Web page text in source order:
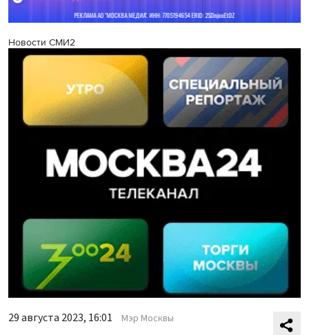
Новости СМИ2
29 августа 2023, 16:01 Мэр Москвы